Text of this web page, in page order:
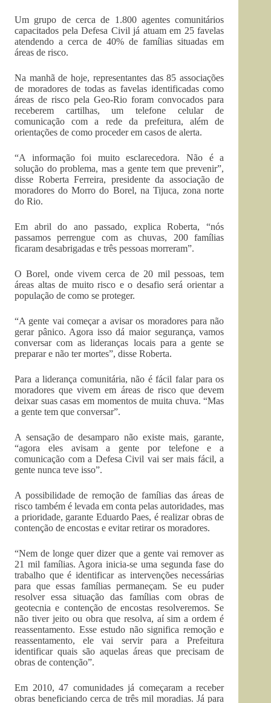
Um grupo de cerca de 1.800 agentes comunitários
capacitados pela Defesa Civil já atuam em 25 favelas
atendendo a cerca de 40% de famílias situadas em
áreas de risco.
Na manhã de hoje, representantes das 85 associações
de moradores de todas as favelas identificadas como
áreas de risco pela Geo-Rio foram convocados para
receberem cartilhas, um telefone celular de
comunicação com a rede da prefeitura, além de
orientações de como proceder em casos de alerta.
“A informação foi muito esclarecedora. Não é a
solução do problema, mas a gente tem que prevenir”,
disse Roberta Ferreira, presidente da associação de
moradores do Morro do Borel, na Tijuca, zona norte
do Rio.
Em abril do ano passado, explica Roberta, “nós
passamos perrengue com as chuvas, 200 famílias
ficaram desabrigadas e três pessoas morreram”.
O Borel, onde vivem cerca de 20 mil pessoas, tem
áreas altas de muito risco e o desafio será orientar a
população de como se proteger.
“A gente vai começar a avisar os moradores para não
gerar pânico. Agora isso dá maior segurança, vamos
conversar com as lideranças locais para a gente se
preparar e não ter mortes”, disse Roberta.
Para a liderança comunitária, não é fácil falar para os
moradores que vivem em áreas de risco que devem
deixar suas casas em momentos de muita chuva. “Mas
a gente tem que conversar”.
A sensação de desamparo não existe mais, garante,
“agora eles avisam a gente por telefone e a
comunicação com a Defesa Civil vai ser mais fácil, a
gente nunca teve isso”.
A possibilidade de remoção de famílias das áreas de
risco também é levada em conta pelas autoridades, mas
a prioridade, garante Eduardo Paes, é realizar obras de
contenção de encostas e evitar retirar os moradores.
“Nem de longe quer dizer que a gente vai remover as
21 mil famílias. Agora inicia-se uma segunda fase do
trabalho que é identificar as intervenções necessárias
para que essas famílias permaneçam. Se eu puder
resolver essa situação das famílias com obras de
geotecnia e contenção de encostas resolveremos. Se
não tiver jeito ou obra que resolva, aí sim a ordem é
reassentamento. Esse estudo não significa remoção e
reassentamento, ele vai servir para a Prefeitura
identificar quais são aquelas áreas que precisam de
obras de contenção”.
Em 2010, 47 comunidades já começaram a receber
obras beneficiando cerca de três mil moradias. Já para